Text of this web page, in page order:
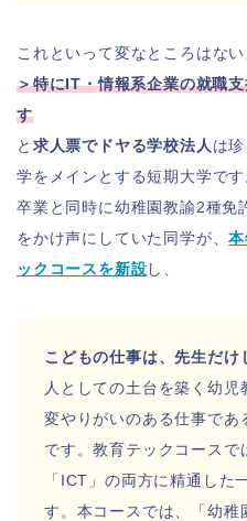
これといって変なところはな
＞特にIT・情報系企業の就職
す
と 求人票でドヤる学校法人 は
学をメインとする短期大学です
卒業と同時に幼稚園教諭2種免
をかけ声にしていた同学が、
ックコースを新設し、
こどもの仕事は、先生だけ
人としての土台を築く幼
変やりがいのある仕事であ
です。教育テックコースで
「ICT」の両方に精通した
す。本コースでは、「幼稚